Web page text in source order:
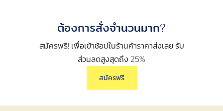
ต้องการสั่งจำนวนมาก?
สมัครฟรี! เพื่อเข้าช้อปในร้านค้าราคาส่งเลย รับ
ส่วนลดสูงสุดถึง 25%
สมัครฟรี